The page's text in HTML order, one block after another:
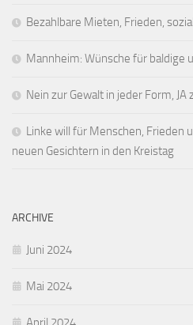
Bezahlbare Mieten, Frieden,
Mannheim: Wünsche für baldige
Nein zur Gewalt in jeder Form, JA
Linke will für Menschen, Frieden
neuen Gesichtern in den Kreistag
ARCHIVE
Juni 2024
Mai 2024